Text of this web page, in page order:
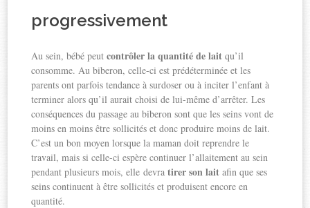
progressivement
Au sein, bébé peutcontrôler la quantité de lait qu’il
consomme. Au biberon, celle-ci est prédéterminée et les
parents ont parfois tendance à surdoser ou à inciter l’enfant à
terminer alors qu’il aurait choisi de lui-même d’arrêter. Les
conséquences du passage au biberon sont que les seins vont de
moins en moins être sollicités et donc produire moins de lait.
C’est un bon moyen lorsque la maman doit reprendre le
travail, mais si celle-ci espère continuer l’allaitement au sein
pendant plusieurs mois, elle devratirer son lait afin que ses
seins continuent à être sollicités et produisent encore en
quantité.